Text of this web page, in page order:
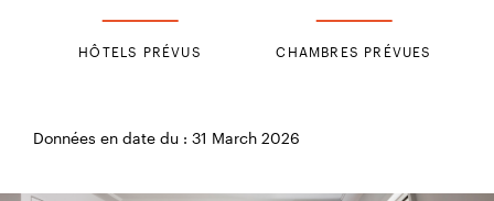
HÔTELS PRÉVUS CHAMBRES PRÉVUES
Données en date du : 31 March 2026